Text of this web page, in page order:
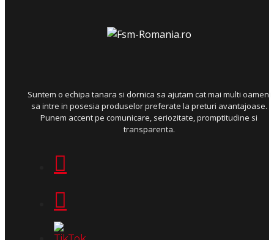
Suntem o echipa tanara si dornica sa ajutam cat mai multi oameni
sa intre in posesia produselor preferate la preturi avantajoase.
Punem accent pe comunicare, seriozitate, promptitudine si
transparenta.